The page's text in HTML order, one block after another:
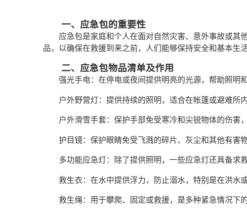
一、应急包的重要性
应急包是家庭和个人在面对自然灾害、意外事故或其
品，以确保在救援到来之前，人们能够保持安全和基本生活
二、应急包物品清单及作用
强光手电：在停电或夜间提供明亮的光源，帮助照明和
户外野营灯：提供持续的照明，适合在帐篷或避难所
户外滑雪手套：保护手部免受寒冷和尖锐物体的伤害
护目镜：保护眼睛免受飞溅的碎片、灰尘和其他有害
多功能应急灯：除了提供照明，一些应急灯还具备求
救生衣：在水中提供浮力，防止溺水，特别是在洪水
救生绳：用于攀爬、固定或救援，是多种紧急情况下